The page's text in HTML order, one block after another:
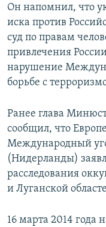
Он напомнил, что
иска против
суд по правам
привлечения
нарушение
борьбе с
Ранее глава
сообщил, что
Международный
(Нидерланды)
расследования
и Луганской
16 марта 2014 года